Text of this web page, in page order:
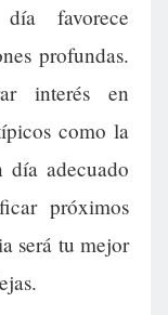
favorece
profundas.
interés en
como la
día adecuado
próximos
será tu mejor